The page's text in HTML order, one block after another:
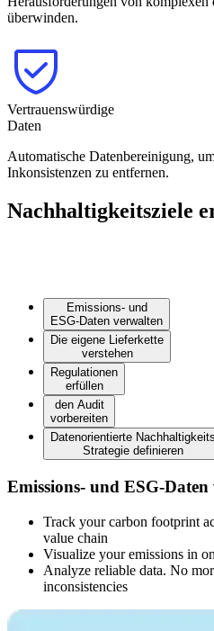
überwinden.
Vertrauenswürdige
Daten
Automatische Datenbereinigung,
Inkonsistenzen zu entfernen.
Nachhaltigkeitsziele
Emissions- und
ESG-Daten verwalten
Die eigene Lieferkette
verstehen
Regulationen
erfüllen
den Audit
vorbereiten
Datenorientierte Nachhaltigkeits
Strategie definieren
Emissions- und ESG-Daten
Track your carbon footprint
value chain
Visualize your emissions in
Analyze reliable data. No
inconsistencies